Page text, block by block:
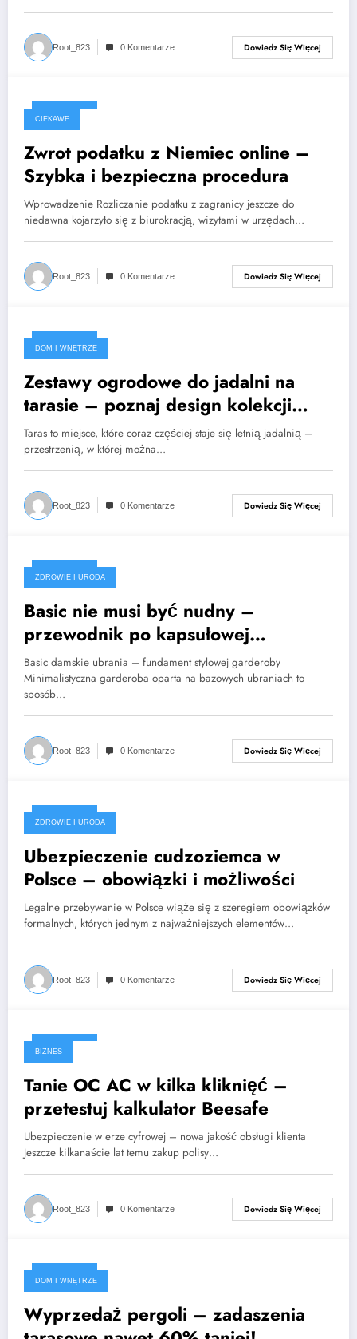
Root_823 0 Komentarze Dowiedz Się Więcej
2025-07-30
CIEKAWE
Zwrot podatku z Niemiec online –
Szybka i bezpieczna procedura
Wprowadzenie Rozliczanie podatku z zagranicy jeszcze do
niedawna kojarzyło się z biurokracją, wizytami w urzędach…
Root_823 0 Komentarze Dowiedz Się Więcej
2025-07-21
DOM I WNĘTRZE
Zestawy ogrodowe do jadalni na
tarasie – poznaj design kolekcji
Muro i Toro
Taras to miejsce, które coraz częściej staje się letnią jadalnią –
przestrzenią, w której można…
Root_823 0 Komentarze Dowiedz Się Więcej
2025-06-24
ZDROWIE I URODA
Basic nie musi być nudny –
przewodnik po kapsułowej
garderobie Flawless
Basic damskie ubrania – fundament stylowej garderoby
Minimalistyczna garderoba oparta na bazowych ubraniach to
sposób…
Root_823 0 Komentarze Dowiedz Się Więcej
2025-06-18
ZDROWIE I URODA
Ubezpieczenie cudzoziemca w
Polsce – obowiązki i możliwości
Legalne przebywanie w Polsce wiąże się z szeregiem obowiązków
formalnych, których jednym z najważniejszych elementów…
Root_823 0 Komentarze Dowiedz Się Więcej
2025-06-12
BIZNES
Tanie OC AC w kilka kliknięć –
przetestuj kalkulator Beesafe
Ubezpieczenie w erze cyfrowej – nowa jakość obsługi klienta
Jeszcze kilkanaście lat temu zakup polisy…
Root_823 0 Komentarze Dowiedz Się Więcej
2025-05-19
DOM I WNĘTRZE
Wyprzedaż pergoli – zadaszenia